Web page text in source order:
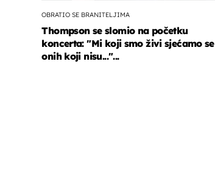
OBRATIO SE BRANITELJIMA
Thompson se slomio na početku
koncerta: "Mi koji smo živi sjećamo se
onih koji nisu..."...